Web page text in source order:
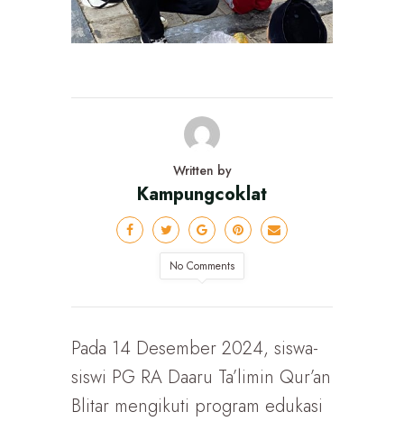
Written by
Kampungcoklat
No Comments
Pada 14 Desember 2024, siswa-
siswi PG RA Daaru Ta’limin Qur’an
Blitar mengikuti program edukasi